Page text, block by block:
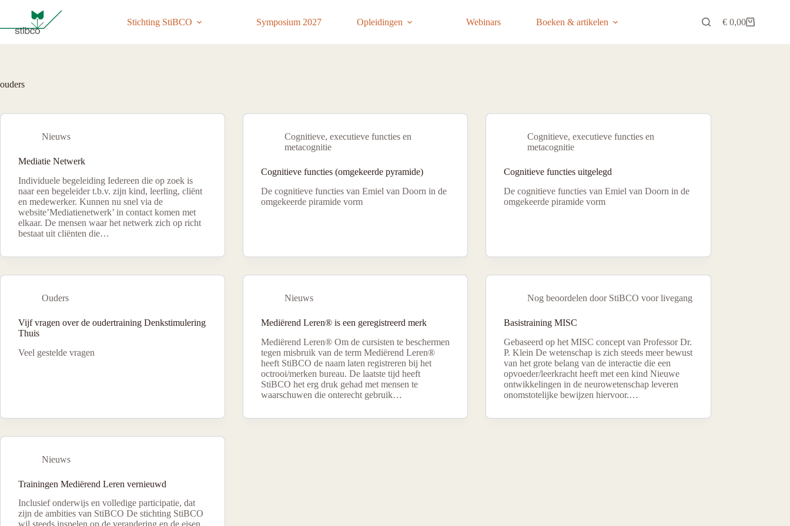
de
inhoud
Stichting StiBCO Symposium 2027 Opleidingen Webinars Boeken & artikelen Winkelwagen
€ 0,00
ouders
Nieuws
Mediatie Netwerk
Individuele begeleiding Iedereen die op zoek is
naar een begeleider t.b.v. zijn kind, leerling, cliënt
en medewerker. Kunnen nu snel via de
website’Mediatienetwerk’ in contact komen met
elkaar. De mensen waar het netwerk zich op richt
bestaat uit cliënten die…
Cognitieve, executieve functies en
metacognitie
Cognitieve functies (omgekeerde pyramide)
De cognitieve functies van Emiel van Doorn in de
omgekeerde piramide vorm
Cognitieve, executieve functies en
metacognitie
Cognitieve functies uitgelegd
De cognitieve functies van Emiel van Doorn in de
omgekeerde piramide vorm
Ouders
Vijf vragen over de oudertraining Denkstimulering
Thuis
Veel gestelde vragen
Nieuws
Mediërend Leren® is een geregistreerd merk
Mediërend Leren® Om de cursisten te beschermen
tegen misbruik van de term Mediërend Leren®
heeft StiBCO de naam laten registreren bij het
octrooi/merken bureau. De laatste tijd heeft
StiBCO het erg druk gehad met mensen te
waarschuwen die onterecht gebruik…
Nog beoordelen door StiBCO voor livegang
Basistraining MISC
Gebaseerd op het MISC concept van Professor Dr.
P. Klein De wetenschap is zich steeds meer bewust
van het grote belang van de interactie die een
opvoeder/leerkracht heeft met een kind Nieuwe
ontwikkelingen in de neurowetenschap leveren
onomstotelijke bewijzen hiervoor.…
Nieuws
Trainingen Mediërend Leren vernieuwd
Inclusief onderwijs en volledige participatie, dat
zijn de ambities van StiBCO De stichting StiBCO